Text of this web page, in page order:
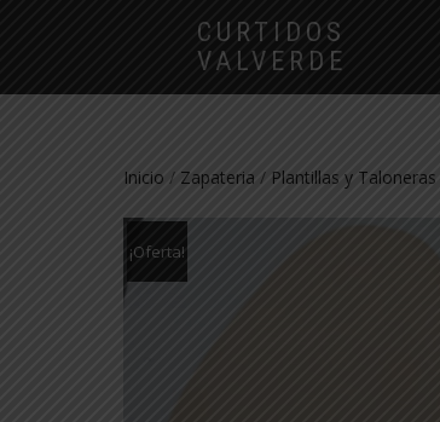
CURTIDOS
VALVERDE
Inicio / Zapateria / Plantillas y Taloneras
¡Oferta!